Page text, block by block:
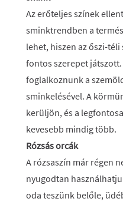
Az erőteljes színek
sminktrendben a
lehet, hiszen az őszi-
fontos szerepet
foglalkoznunk a
sminkelésével. A
kerüljön, és a
kevesebb mindig több.
Rózsás orcák
A rózsaszín már régen
nyugodtan
oda teszünk belőle,